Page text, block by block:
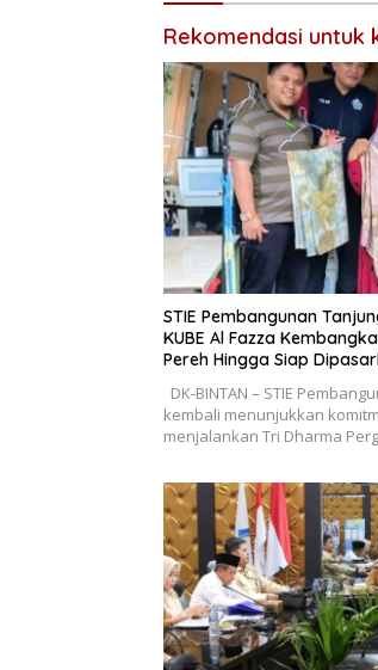
Rekomendasi untuk
STIE Pembangunan
KUBE Al Fazza
Pereh Hingga Siap
DK-BINTAN – STIE
kembali menunjukkan
menjalankan Tri Dharma